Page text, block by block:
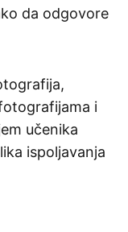
da odgovore
i
učenika
ispoljavanja